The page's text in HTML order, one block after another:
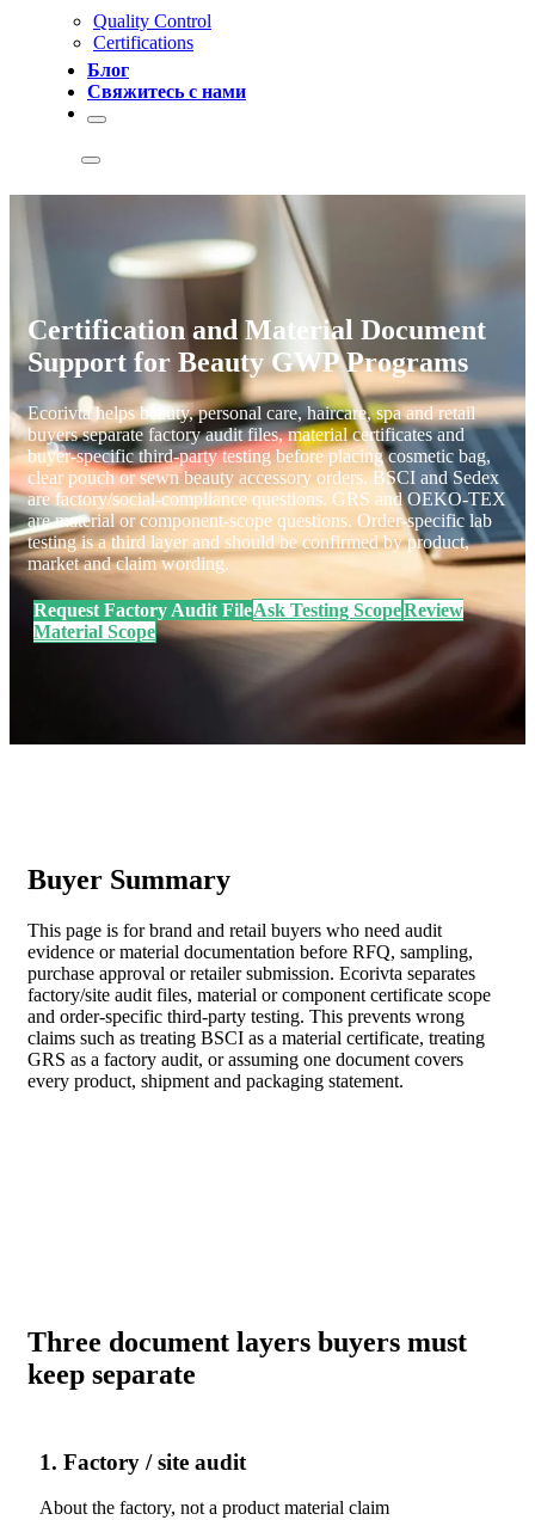
Quality Control
Certifications
Блог
Свяжитесь с нами
Certification and Material Document
Support for Beauty GWP Programs
Ecorivta helps beauty, personal care, haircare, spa and retail
buyers separate factory audit files, material certificates and
buyer-specific third-party testing before placing cosmetic bag,
clear pouch or sewn beauty accessory orders. BSCI and Sedex
are factory/social-compliance questions. GRS and OEKO-TEX
are material or component-scope questions. Order-specific lab
testing is a third layer and should be confirmed by product,
market and claim wording.
Request Factory Audit FileAsk Testing ScopeReview
Material Scope
Buyer Summary
This page is for brand and retail buyers who need audit
evidence or material documentation before RFQ, sampling,
purchase approval or retailer submission. Ecorivta separates
factory/site audit files, material or component certificate scope
and order-specific third-party testing. This prevents wrong
claims such as treating BSCI as a material certificate, treating
GRS as a factory audit, or assuming one document covers
every product, shipment and packaging statement.
Three document layers buyers must
keep separate
1. Factory / site audit
About the factory, not a product material claim